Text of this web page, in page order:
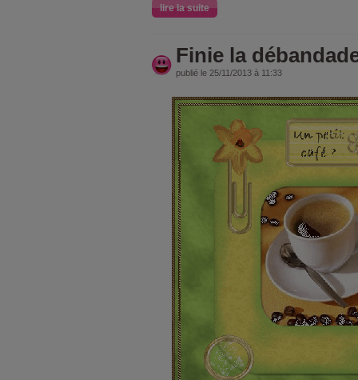
lire la suite
Finie la
publié le 25/11/2013 à 11:33